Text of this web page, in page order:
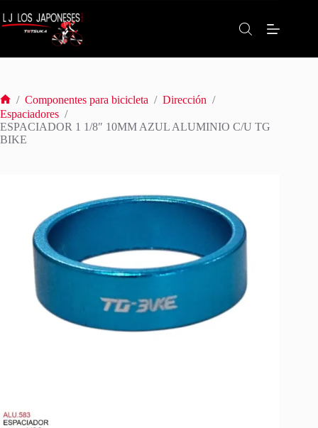
al
contenido
Inicio
/ Componentes para bicicleta / Dirección /
Espaciadores /
ESPACIADOR 1 1/8″ 10MM AZUL ALUMINIO C/U TG
BIKE